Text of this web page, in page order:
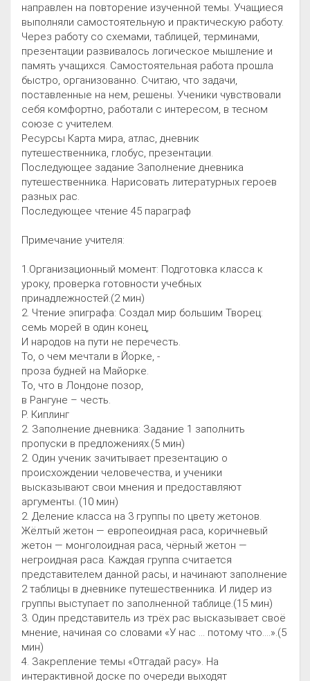
направлен на повторение изученной темы. Учащиеся
выполняли самостоятельную и практическую работу.
Через работу со схемами, таблицей, терминами,
презентации развивалось логическое мышление и
память учащихся. Самостоятельная работа прошла
быстро, организованно. Считаю, что задачи,
поставленные на нем, решены. Ученики чувствовали
себя комфортно, работали с интересом, в тесном
союзе с учителем.
Ресурсы Карта мира, атлас, дневник
путешественника, глобус, презентации.
Последующее задание Заполнение дневника
путешественника. Нарисовать литературных героев
разных рас.
Последующее чтение 45 параграф
Примечание учителя:
1.Организационный момент: Подготовка класса к
уроку, проверка готовности учебных
принадлежностей.(2 мин)
2. Чтение эпиграфа: Создал мир большим Творец:
семь морей в один конец,
И народов на пути не перечесть.
То, о чем мечтали в Йорке, -
проза будней на Майорке.
То, что в Лондоне позор,
в Рангуне – честь.
Р. Киплинг
2. Заполнение дневника: Задание 1 заполнить
пропуски в предложениях.(5 мин)
2. Один ученик зачитывает презентацию о
происхождении человечества, и ученики
высказывают свои мнения и предоставляют
аргументы. (10 мин)
2. Деление класса на 3 группы по цвету жетонов.
Жёлтый жетон — европеоидная раса, коричневый
жетон — монголоидная раса, чёрный жетон —
негроидная раса. Каждая группа считается
представителем данной расы, и начинают заполнение
2 таблицы в дневнике путешественника. И лидер из
группы выступает по заполненной таблице.(15 мин)
3. Один представитель из трёх рас высказывает своё
мнение, начиная со словами «У нас … потому что....».(5
мин)
4. Закрепление темы «Отгадай расу». На
интерактивной доске по очереди выходят